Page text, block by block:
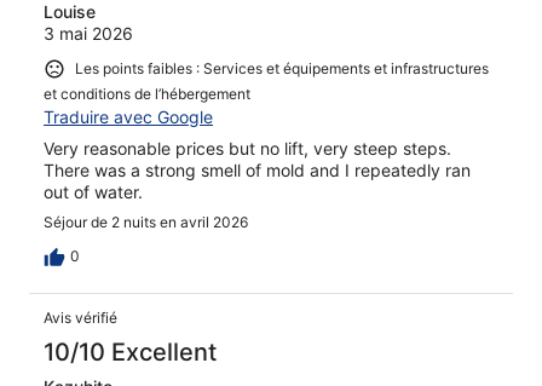
Louise
3 mai 2026
Les points faibles : Services et équipements et infrastructures
et conditions de l’hébergement
Traduire avec Google
Very reasonable prices but no lift, very steep steps.
There was a strong smell of mold and I repeatedly ran
out of water.
Séjour de 2 nuits en avril 2026
0
Avis vérifié
10/10 Excellent